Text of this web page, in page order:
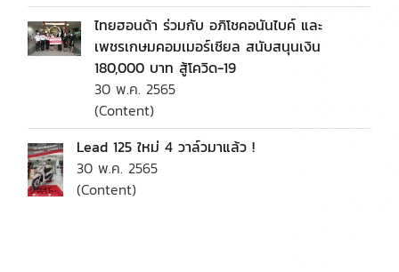
ไทยฮอนด้า ร่วมกับ อภิโชคอนันไบค์ และ
เพชรเกษมคอมเมอร์เชียล สนับสนุนเงิน
180,000 บาท สู้โควิด-19
30 พ.ค. 2565
(Content)
Lead 125 ใหม่ 4 วาล์วมาแล้ว !
30 พ.ค. 2565
(Content)